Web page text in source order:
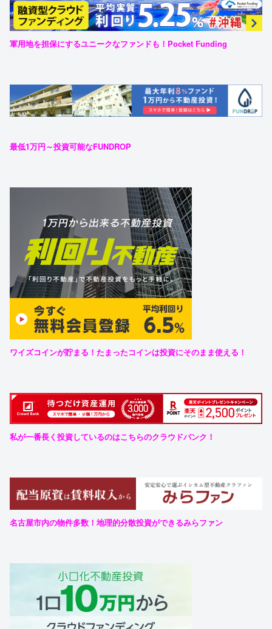
軍用地を担保にするユニークなファンドも！Pocket Funding
最低1万円～投資可能なFUNDROP
ワイズコインが貯まる！たまったコインは投資にそのまま使える！
私が一番長く投資しているのはこちらのクラウドバンク！
名古屋市内の物件多数！地理的分散投資ができるみらファン